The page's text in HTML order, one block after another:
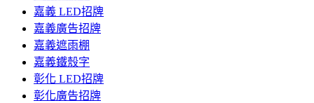
嘉義 LED招牌
嘉義廣告招牌
嘉義遮雨棚
嘉義鐵殼字
彰化 LED招牌
彰化廣告招牌